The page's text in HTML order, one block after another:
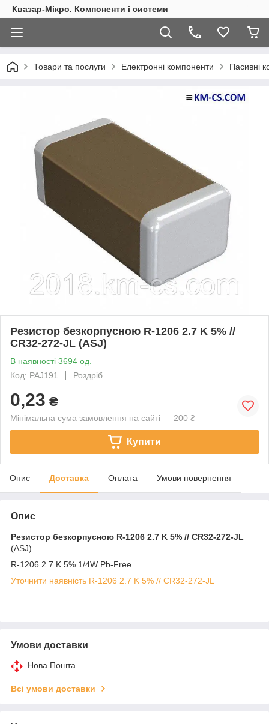
Квазар-Мікро. Компоненти і системи
Товари та послуги Електронні компоненти Пасивні
Резистор безкорпусною R-1206 2.7 K 5% //
CR32-272-JL (ASJ)
В наявності 3694 од.
Код: PAJ191
Роздріб
0,23 ₴
Мінімальна сума замовлення на сайті — 200 ₴
Купити
Опис Доставка Оплата Умови повернення
Опис
Резистор безкорпусною R-1206 2.7 K 5% // CR32-272-JL
(ASJ)
R-1206 2.7 K 5% 1/4W Pb-Free
Уточнити наявність R-1206 2.7 K 5% // CR32-272-JL
Умови доставки
Нова Пошта
Всі умови доставки